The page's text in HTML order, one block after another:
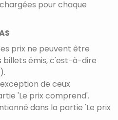
pour chaque
prix ne peuvent être
billets émis, c'est-à-dire
de ceux
'Le prix comprend'.
dans la partie 'Le prix